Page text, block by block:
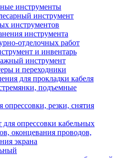
инструменты
инструмент
инструментов
инструмента
отделочных работ
и инвентарь
инструмент
и переходники
для прокладки кабеля
подъемные
резки, снятия
опрессовки кабельных
оконцевания проводов,
экрана